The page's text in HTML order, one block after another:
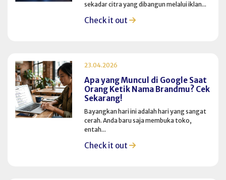
sekadar citra yang dibangun melalui iklan...
Check it out
23.04.2026
Apa yang Muncul di Google Saat
Orang Ketik Nama Brandmu? Cek
Sekarang!
Bayangkan hari ini adalah hari yang sangat
cerah. Anda baru saja membuka toko,
entah...
Check it out